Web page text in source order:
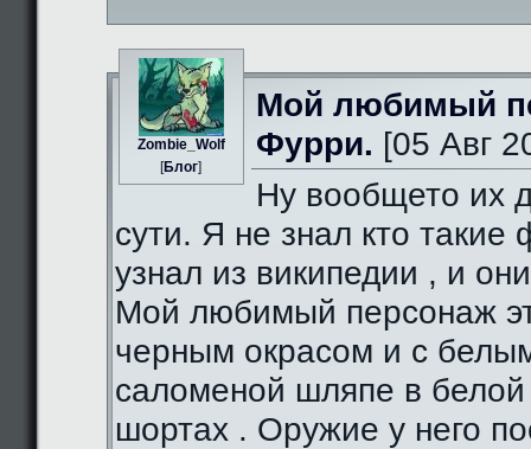
Zombie_Wolf
[Блог]
Мой любимый
Фурри. [05 Авг
Ну вообщето их
сути. Я не знал кто такие
узнал из википедии , и
Мой любимый персонаж
черным окрасом и с
саломеной шляпе в
шортах . Оружие у него